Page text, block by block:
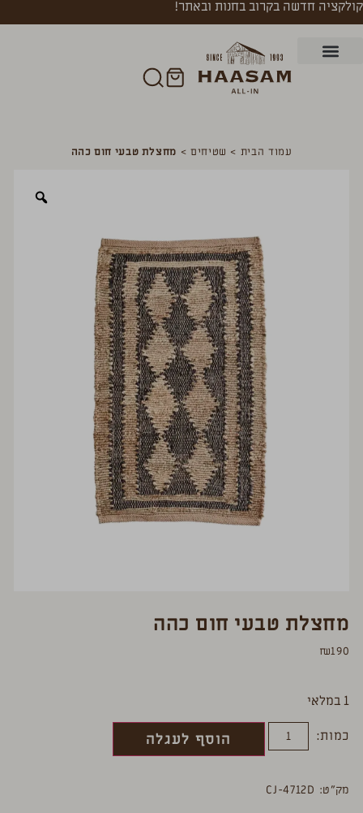
קולקציה חדשה בקרוב בחנות ובאתר!
מחצלת טבעי חום כהה
₪190
1 במלאי
כמות:
הוסף לעגלה
מק”ט: CJ-4712D
עמוד הבית > שטיחים > מחצלת טבעי חום כהה